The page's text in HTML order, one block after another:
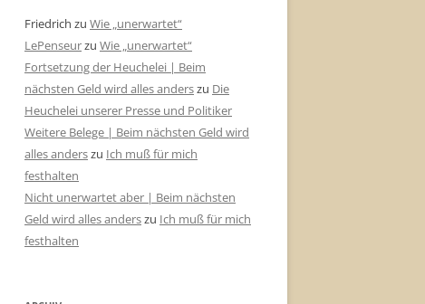
Friedrich zu Wie „unerwartet“
LePenseurzu Wie „unerwartet“
Fortsetzung der Heuchelei | Beim
nächsten Geld wird alles anderszu Die
Heuchelei unserer Presse und Politiker
Weitere Belege | Beim nächsten Geld wird
alles anderszu Ich muß für mich
festhalten
Nicht unerwartet aber | Beim nächsten
Geld wird alles anderszu Ich muß für mich
festhalten